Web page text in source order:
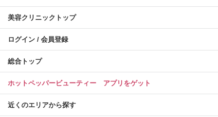
美容クリニックトップ
ログイン / 会員登録
総合トップ
ホットペッパービューティー アプリをゲット
近くのエリアから探す